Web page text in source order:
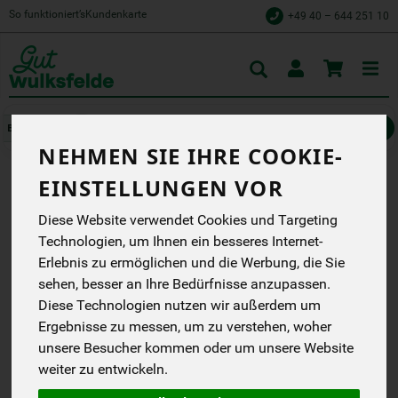
NEHMEN SIE IHRE COOKIE-
EINSTELLUNGEN VOR
Diese Website verwendet Cookies und Targeting
Technologien, um Ihnen ein besseres Internet-
Erlebnis zu ermöglichen und die Werbung, die Sie
sehen, besser an Ihre Bedürfnisse anzupassen.
Diese Technologien nutzen wir außerdem um
Ergebnisse zu messen, um zu verstehen, woher
unsere Besucher kommen oder um unsere Website
weiter zu entwickeln.
So funktioniert’s Kundenkarte +49 40 – 644 251 10
MÜSLI SCHOKO-CRUNCHY
400 G
Hafer-Dinkel-Crunchy in
Vollkornqualität,
Zartbitterschokolade aus
fairem Handel
Bohlsener Mühle
Toggle
cart